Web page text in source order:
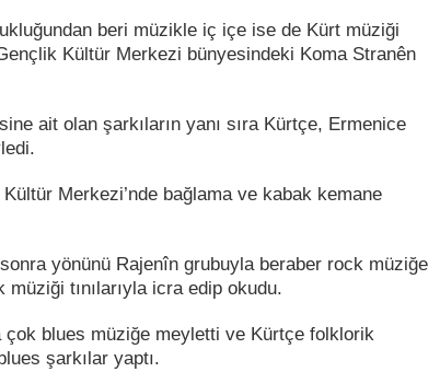
beri müzikle iç içe ise de Kürt müziği
Kültür Merkezi bünyesindeki Koma Stranên
ait olan şarkıların yanı sıra Kürtçe, Ermenice
Merkezi’nde bağlama ve kabak kemane
sonra yönünü Rajenîn grubuyla beraber rock müziğe
tınılarıyla icra edip okudu.
çok blues müziğe meyletti ve Kürtçe folklorik
şarkılar yaptı.